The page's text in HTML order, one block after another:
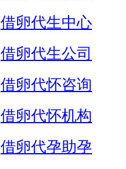
借卵代生中心
借卵代生公司
借卵代怀咨询
借卵代怀机构
借卵代孕助孕